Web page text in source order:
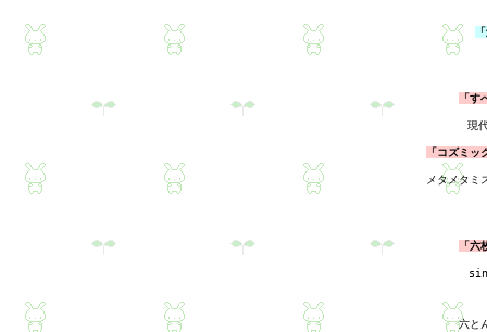
「
現
「コズミ
メタメタミ
「
六と